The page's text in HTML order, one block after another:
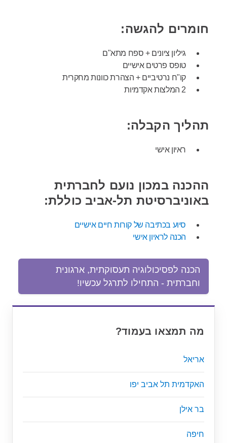
חומרים להגשה:
גיליון ציונים + ספח מתא"ם
טופס פרטים אישיים
קו"ח נרטיביים + הצהרת כוונות מחקרית
2 המלצות אקדמיות
תהליך הקבלה:
ראיון אישי
ההכנה במכון נועם לחברתית
באוניברסיטת תל-אביב כוללת:
סיוע בכתיבה של קורות חיים אישיים
הכנה לראיון אישי
הכנה לפסיכולוגיה תעסוקתית, ארגונית
וחברתית - התחילו לתרגל עכשיו!
מה תמצאו בעמוד?
אריאל
האקדמית תל אביב יפו
בר אילן
חיפה